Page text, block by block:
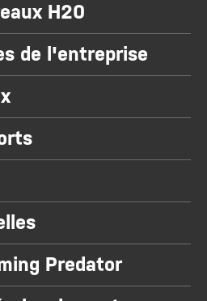
H20
de l'entreprise
Predator